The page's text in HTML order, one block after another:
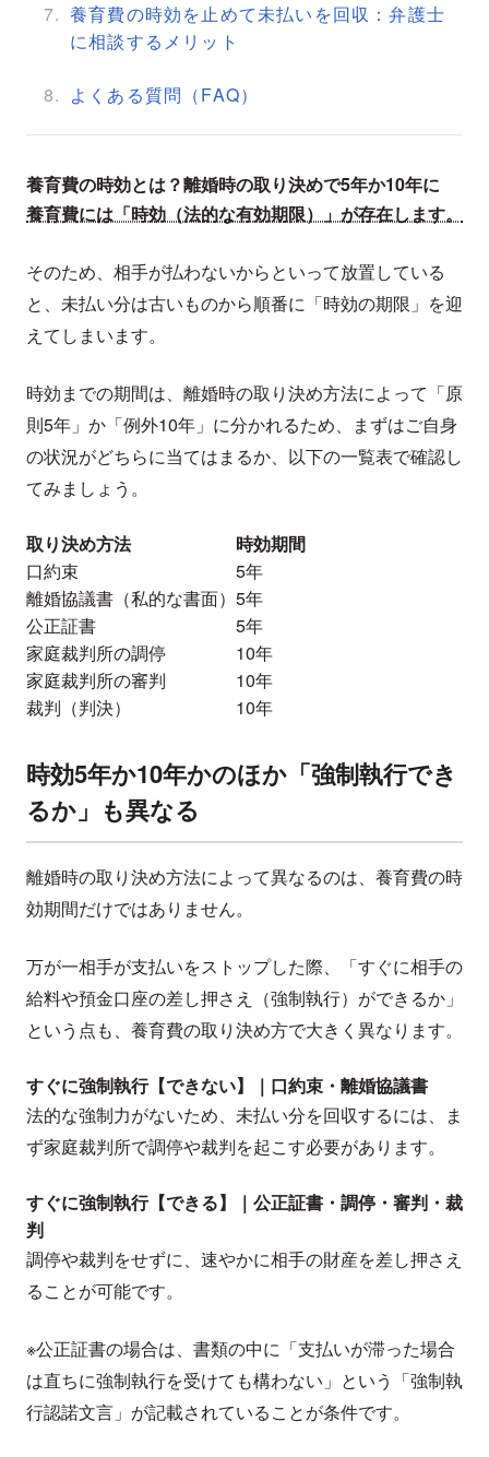
養育費の時効を止めて未払いを回収：弁護士
に相談するメリット
よくある質問（FAQ）
養育費の時効とは？離婚時の取り決めで5年か10年に
養育費には「時効（法的な有効期限）」が存在します。
そのため、相手が払わないからといって放置している
と、未払い分は古いものから順番に「時効の期限」を迎
えてしまいます。
時効までの期間は、離婚時の取り決め方法によって「原
則5年」か「例外10年」に分かれるため、まずはご自身
の状況がどちらに当てはまるか、以下の一覧表で確認し
てみましょう。
取り決め方法
時効期間
口約束
5年
離婚協議書（私的な書面） 5年
公正証書
5年
家庭裁判所の調停
10年
家庭裁判所の審判
10年
裁判（判決）
10年
時効5年か10年かのほか「強制執行でき
るか」も異なる
離婚時の取り決め方法によって異なるのは、養育費の時
効期間だけではありません。
万が一相手が支払いをストップした際、「すぐに相手の
給料や預金口座の差し押さえ（強制執行）ができるか」
という点も、養育費の取り決め方で大きく異なります。
すぐに強制執行【できない】｜口約束・離婚協議書
法的な強制力がないため、未払い分を回収するには、ま
ず家庭裁判所で調停や裁判を起こす必要があります。
すぐに強制執行【できる】｜公正証書・調停・審判・裁
判
調停や裁判をせずに、速やかに相手の財産を差し押さえ
ることが可能です。
※公正証書の場合は、書類の中に「支払いが滞った場合
は直ちに強制執行を受けても構わない」という「強制執
行認諾文言」が記載されていることが条件です。